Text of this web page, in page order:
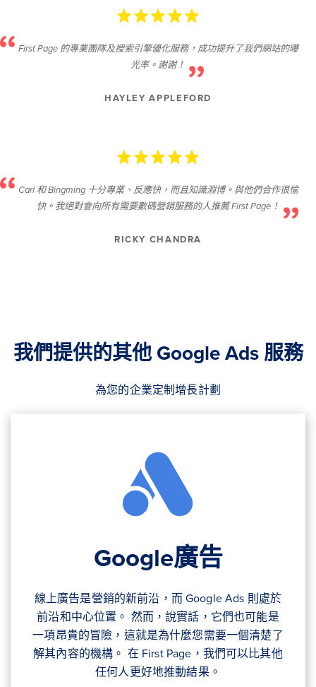
First Page 的專業團隊及搜索引擎優化服務，成功提升了我們網站的曝
光率。謝謝！
HAYLEY APPLEFORD
Carl 和 Bingming 十分專業、反應快，而且知識淵博。與他們合作很愉
快。我絕對會向所有需要數碼營銷服務的人推薦 First Page！
RICKY CHANDRA
我們提供的其他 Google Ads 服務
為您的企業定制增長計劃
Google廣告
線上廣告是營銷的新前沿，而 Google Ads 則處於
前沿和中心位置。 然而，說實話，它們也可能是
一項昂貴的冒險，這就是為什麼您需要一個清楚了
解其內容的機構。 在 First Page，我們可以比其他
任何人更好地推動結果。